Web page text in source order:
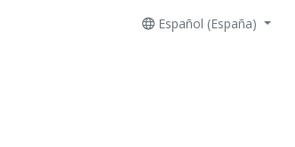
Español (España)